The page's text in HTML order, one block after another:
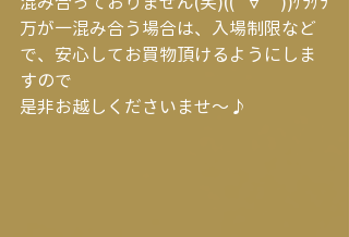
万が一混み合う場合は、入場制限など
で、安心してお買物頂けるようにしま
すので
是非お越しくださいませ～♪